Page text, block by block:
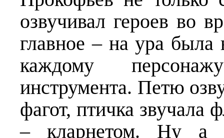
озвучивал героев во
главное – на ура была
каждому
инструмента. Петю
фагот, птичка звучала
– кларнетом. Ну а